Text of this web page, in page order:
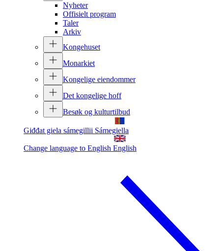
Nyheter
Offisielt program
Taler
Arkiv
Kongehuset
Monarkiet
Kongelige eiendommer
Det kongelige hoff
Besøk og kulturtilbud
Giđđat giela sámegillii Sámegiella
Change language to English English